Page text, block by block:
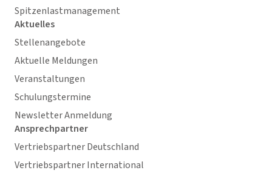
Spitzenlastmanagement
Aktuelles
Stellenangebote
Aktuelle Meldungen
Veranstaltungen
Schulungstermine
Newsletter Anmeldung
Ansprechpartner
Vertriebspartner Deutschland
Vertriebspartner International